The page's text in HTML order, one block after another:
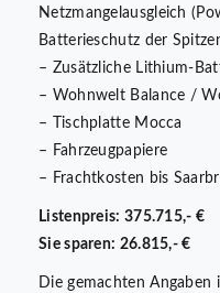
Netzmangelausgleich
Batterieschutz der
– Zusätzliche Lithium-
– Wohnwelt Balance /
– Tischplatte Mocca
– Fahrzeugpapiere
– Frachtkosten bis
Listenpreis: 375.715,- €
Sie sparen: 26.815,- €
Die gemachten Angaben